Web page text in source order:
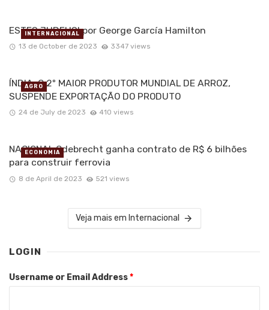
ESTES JUDEUS! por George García Hamilton
13 de October de 2023 3347 views
INTERNACIONAL
ÍNDIA, O 2º MAIOR PRODUTOR MUNDIAL DE ARROZ,
SUSPENDE EXPORTAÇÃO DO PRODUTO
24 de July de 2023 410 views
AGRO
NACIONAL Odebrecht ganha contrato de R$ 6 bilhões
para construir ferrovia
8 de April de 2023 521 views
ECONOMIA
Veja mais em Internacional
LOGIN
Username or Email Address*